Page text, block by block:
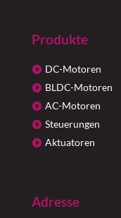
Produkte
DC-Motoren
BLDC-Motoren
AC-Motoren
Steuerungen
Aktuatoren
Adresse